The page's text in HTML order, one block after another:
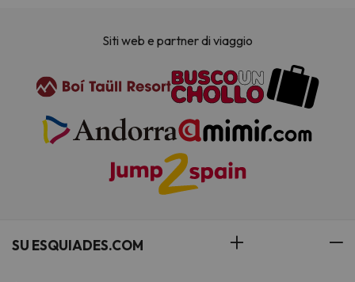
Siti web e partner di viaggio
SU ESQUIADES.COM